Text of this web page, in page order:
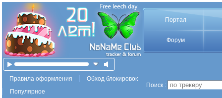
Портал
Форум
Правила оформления
Обход блокировок
Популярное
Поиск :